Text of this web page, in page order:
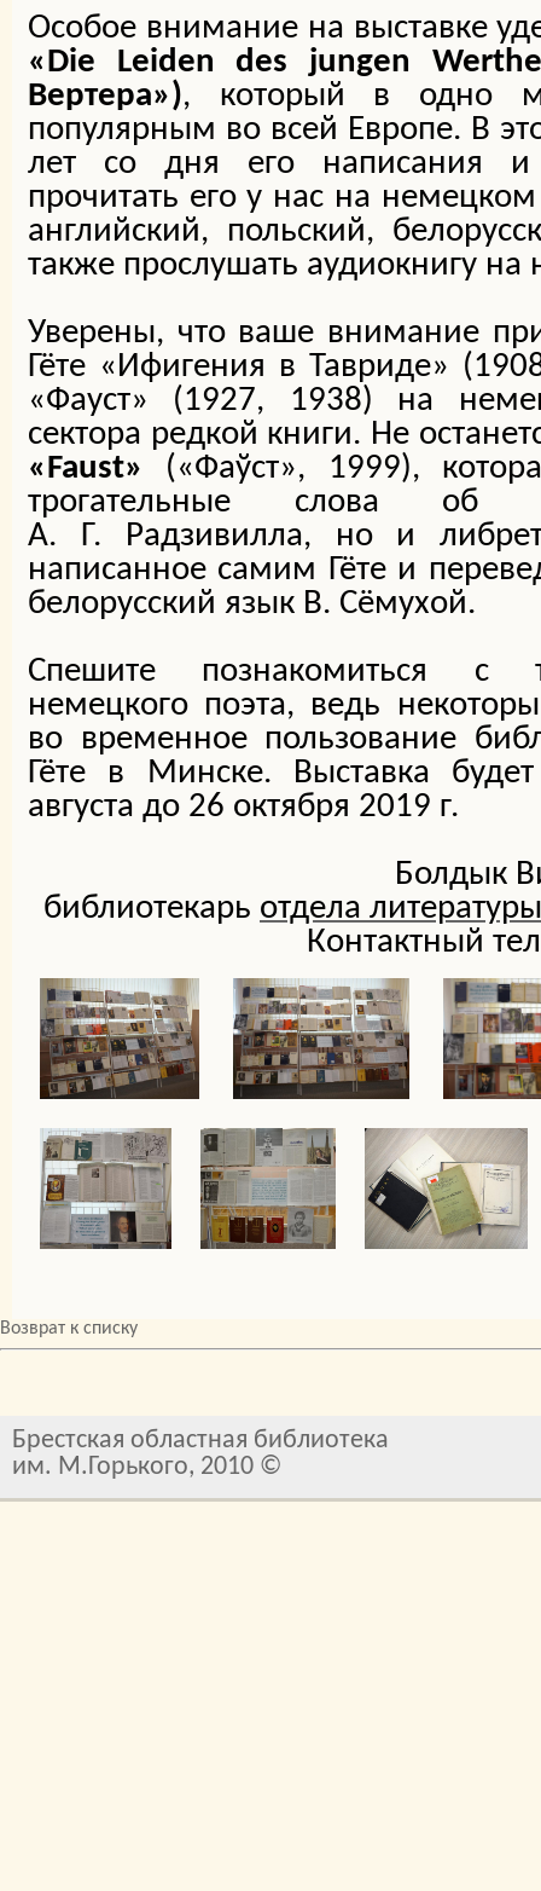
Особое внимание на выставке
«Die Leiden des jungen
Вертера»), который в одно
популярным во всей Европе. В
лет со дня его написания
прочитать его у нас на
английский, польский,
также прослушать аудиокнигу
Уверены, что ваше внимание
Гёте «Ифигения в Тавриде»
«Фауст» (1927, 1938) на
сектора редкой книги. Не
«Faust»
(«Фаўст», 1999),
трогательные слова об
А. Г. Радзивилла, но и
написанное самим Гёте и
белорусский язык В. Сёмухой.
Спешите познакомиться с
немецкого поэта, ведь
во временное пользование
Гёте в Минске. Выставка
августа до 26 октября 2019 г.
Болдык
библиотекарь отдела
Контактный
Возврат к списку
Брестская областная библиотека
им. М.Горького, 2010 ©